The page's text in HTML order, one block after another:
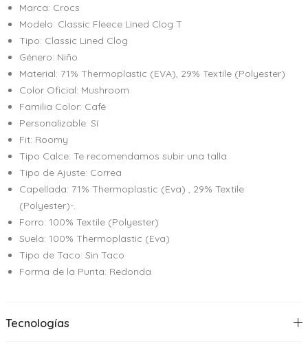
Marca: Crocs
Modelo: Classic Fleece Lined Clog T
Tipo: Classic Lined Clog
Género: Niño
Material: 71% Thermoplastic (EVA), 29% Textile (Polyester)
Color Oficial: Mushroom
Familia Color: Café
Personalizable: Sí
Fit: Roomy
Tipo Calce: Te recomendamos subir una talla
Tipo de Ajuste: Correa
Capellada: 71% Thermoplastic (Eva) , 29% Textile
(Polyester)-.
Forro: 100% Textile (Polyester)
Suela: 100% Thermoplastic (Eva)
Tipo de Taco: Sin Taco
Forma de la Punta: Redonda
Tecnologías